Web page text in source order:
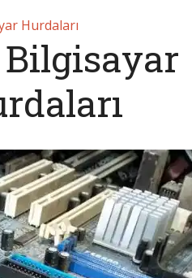
Hurdaları
Bilgisayar